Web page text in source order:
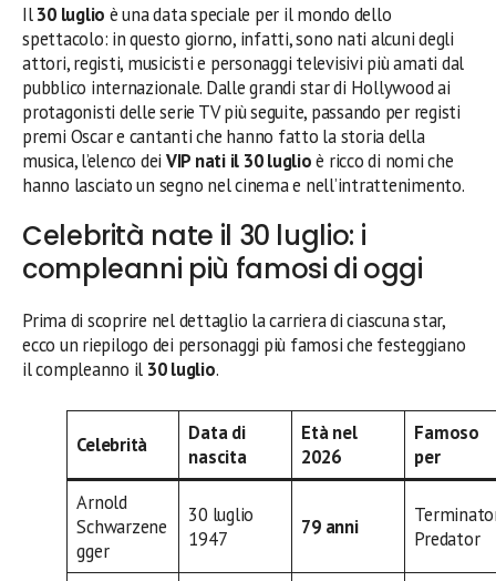
Il30 luglio è una data speciale per il mondo dello
spettacolo: in questo giorno, infatti, sono nati alcuni degli
attori, registi, musicisti e personaggi televisivi più amati dal
pubblico internazionale. Dalle grandi star di Hollywood ai
protagonisti delle serie TV più seguite, passando per registi
premi Oscar e cantanti che hanno fatto la storia della
musica, l’elenco dei VIP nati il 30 luglioè ricco di nomi che
hanno lasciato un segno nel cinema e nell’intrattenimento.
Celebrità nate il 30 luglio: i
compleanni più famosi di oggi
Prima di scoprire nel dettaglio la carriera di ciascuna star,
ecco un riepilogo dei personaggi più famosi che festeggiano
il compleanno il 30 luglio.
Celebrità
Data di
nascita
Età nel
2026
Famoso
per
Arnold
Schwarzene
gger
30 luglio
1947
79 anni
Predator